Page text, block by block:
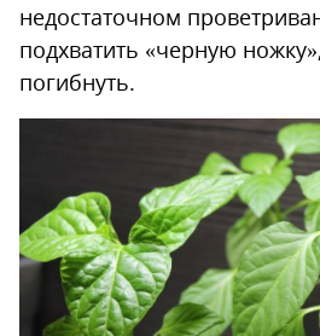
недостаточном
подхватить «черную
погибнуть.